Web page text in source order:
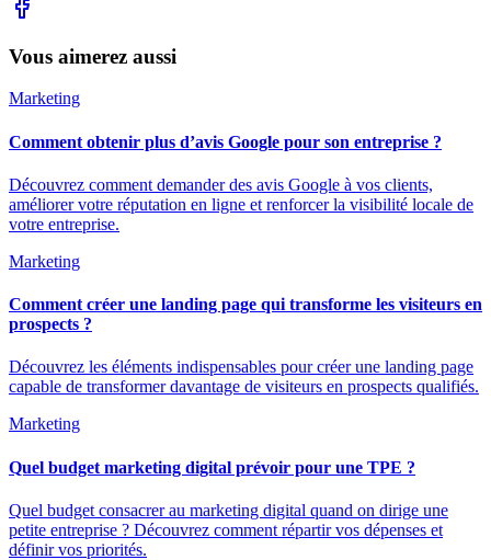
Vous aimerez aussi
Marketing
Comment obtenir plus d’avis Google pour son entreprise ?
Découvrez comment demander des avis Google à vos clients,
améliorer votre réputation en ligne et renforcer la visibilité locale de
votre entreprise.
Marketing
Comment créer une landing page qui transforme les visiteurs en
prospects ?
Découvrez les éléments indispensables pour créer une landing page
capable de transformer davantage de visiteurs en prospects qualifiés.
Marketing
Quel budget marketing digital prévoir pour une TPE ?
Quel budget consacrer au marketing digital quand on dirige une
petite entreprise ? Découvrez comment répartir vos dépenses et
définir vos priorités.